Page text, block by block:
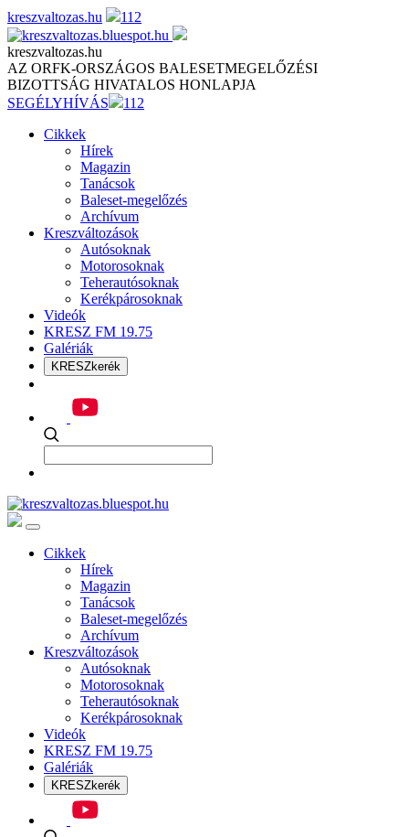
Skip
to
content
kreszvaltozas.hu 112
kreszvaltozas.hu
AZ ORFK-ORSZÁGOS BALESETMEGELŐZÉSI
BIZOTTSÁG HIVATALOS HONLAPJA
SEGÉLYHÍVÁS
112
Cikkek
Hírek
Magazin
Tanácsok
Baleset-megelőzés
Archívum
Kreszváltozások
Autósoknak
Motorosoknak
Teherautósoknak
Kerékpárosoknak
Videók
KRESZ FM 19.75
Galériák
KRESZkerék
Cikkek
Hírek
Magazin
Tanácsok
Baleset-megelőzés
Archívum
Kreszváltozások
Autósoknak
Motorosoknak
Teherautósoknak
Kerékpárosoknak
Videók
KRESZ FM 19.75
Galériák
KRESZkerék